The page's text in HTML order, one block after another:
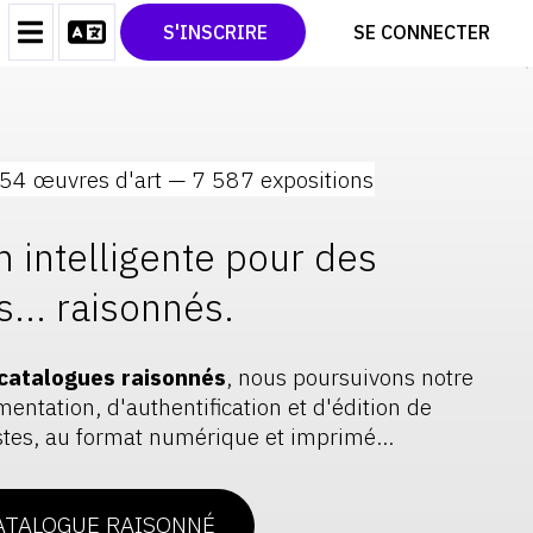
S'INSCRIRE SE CONNECTER
CONTACT
CGU
TWITTER
PINTEREST
œuvres d'art — 7 587 expositions
qui crée l'Histoire de
calculer votre itinéraire.
exposition aujourd'hui. Revivez celles d'hier
VOS EXPOSITIONS